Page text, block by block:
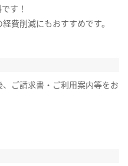
す！
費削減にもおすすめです。
ご請求書・ご利用案内等をお